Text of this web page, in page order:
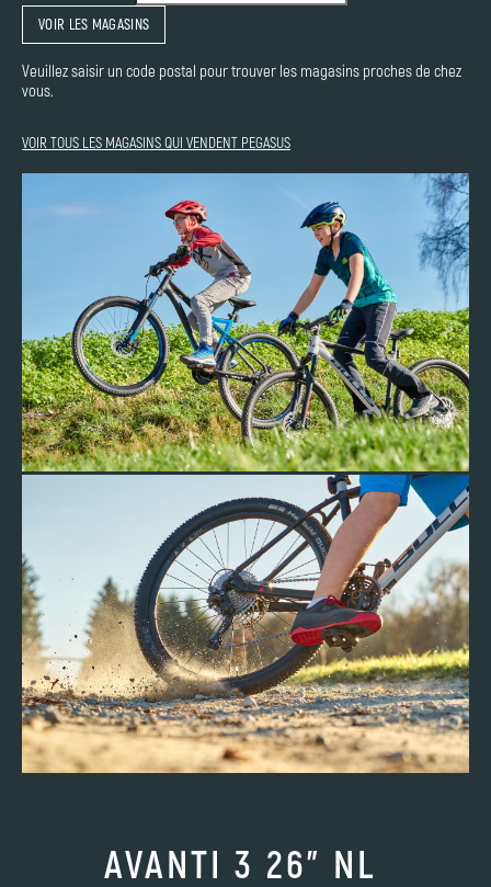
VOIR LES MAGASINS
Veuillez saisir un code postal pour trouver les magasins proches de chez
vous.
VOIR TOUS LES MAGASINS QUI VENDENT PEGASUS
AVANTI 3 26" NL